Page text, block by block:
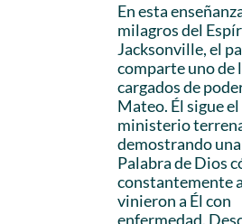
En esta
milagros del
Jacksonville, el
comparte uno de
cargados de
Mateo. Él sigue
ministerio
demostrando
Palabra de Dios
constantemente
vinieron a Él con
enfermedad.